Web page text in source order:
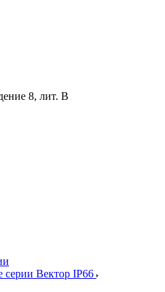
8, лит. В
серии Вектор IP66